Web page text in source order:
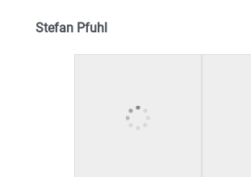
Stefan Pfuhl